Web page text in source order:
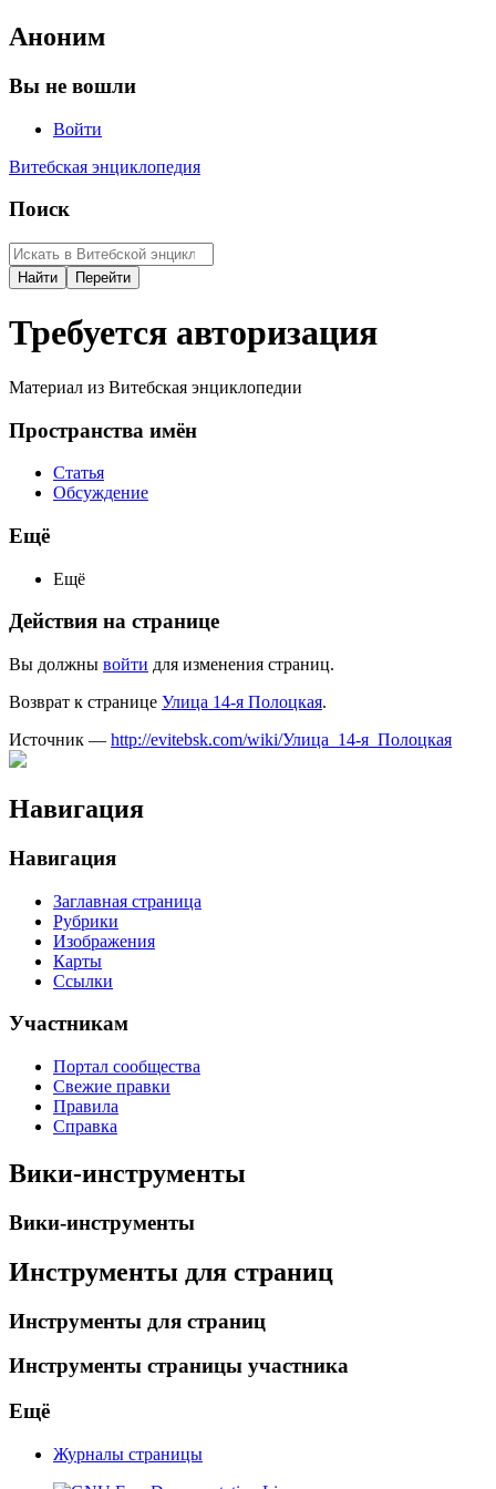
Аноним
Вы не вошли
Войти
Витебская энциклопедия
Поиск
Требуется авторизация
Материал из Витебская энциклопедии
Пространства имён
Статья
Обсуждение
Ещё
Ещё
Действия на странице
Вы должны войти для изменения страниц.
Возврат к странице Улица 14-я Полоцкая.
Источник — http://evitebsk.com/wiki/Улица_14-я_Полоцкая
Навигация
Навигация
Заглавная страница
Рубрики
Изображения
Карты
Ссылки
Участникам
Портал сообщества
Свежие правки
Правила
Справка
Вики-инструменты
Вики-инструменты
Инструменты для страниц
Инструменты для страниц
Инструменты страницы участника
Ещё
Журналы страницы